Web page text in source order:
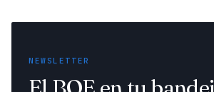
NEWSLETTER